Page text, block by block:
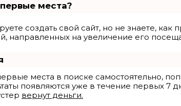
места?
создать свой сайт, но не знаете,
направленных на увеличение его
места в поиске самостоятельно,
появляются уже в течение первых 7
вернут деньги.